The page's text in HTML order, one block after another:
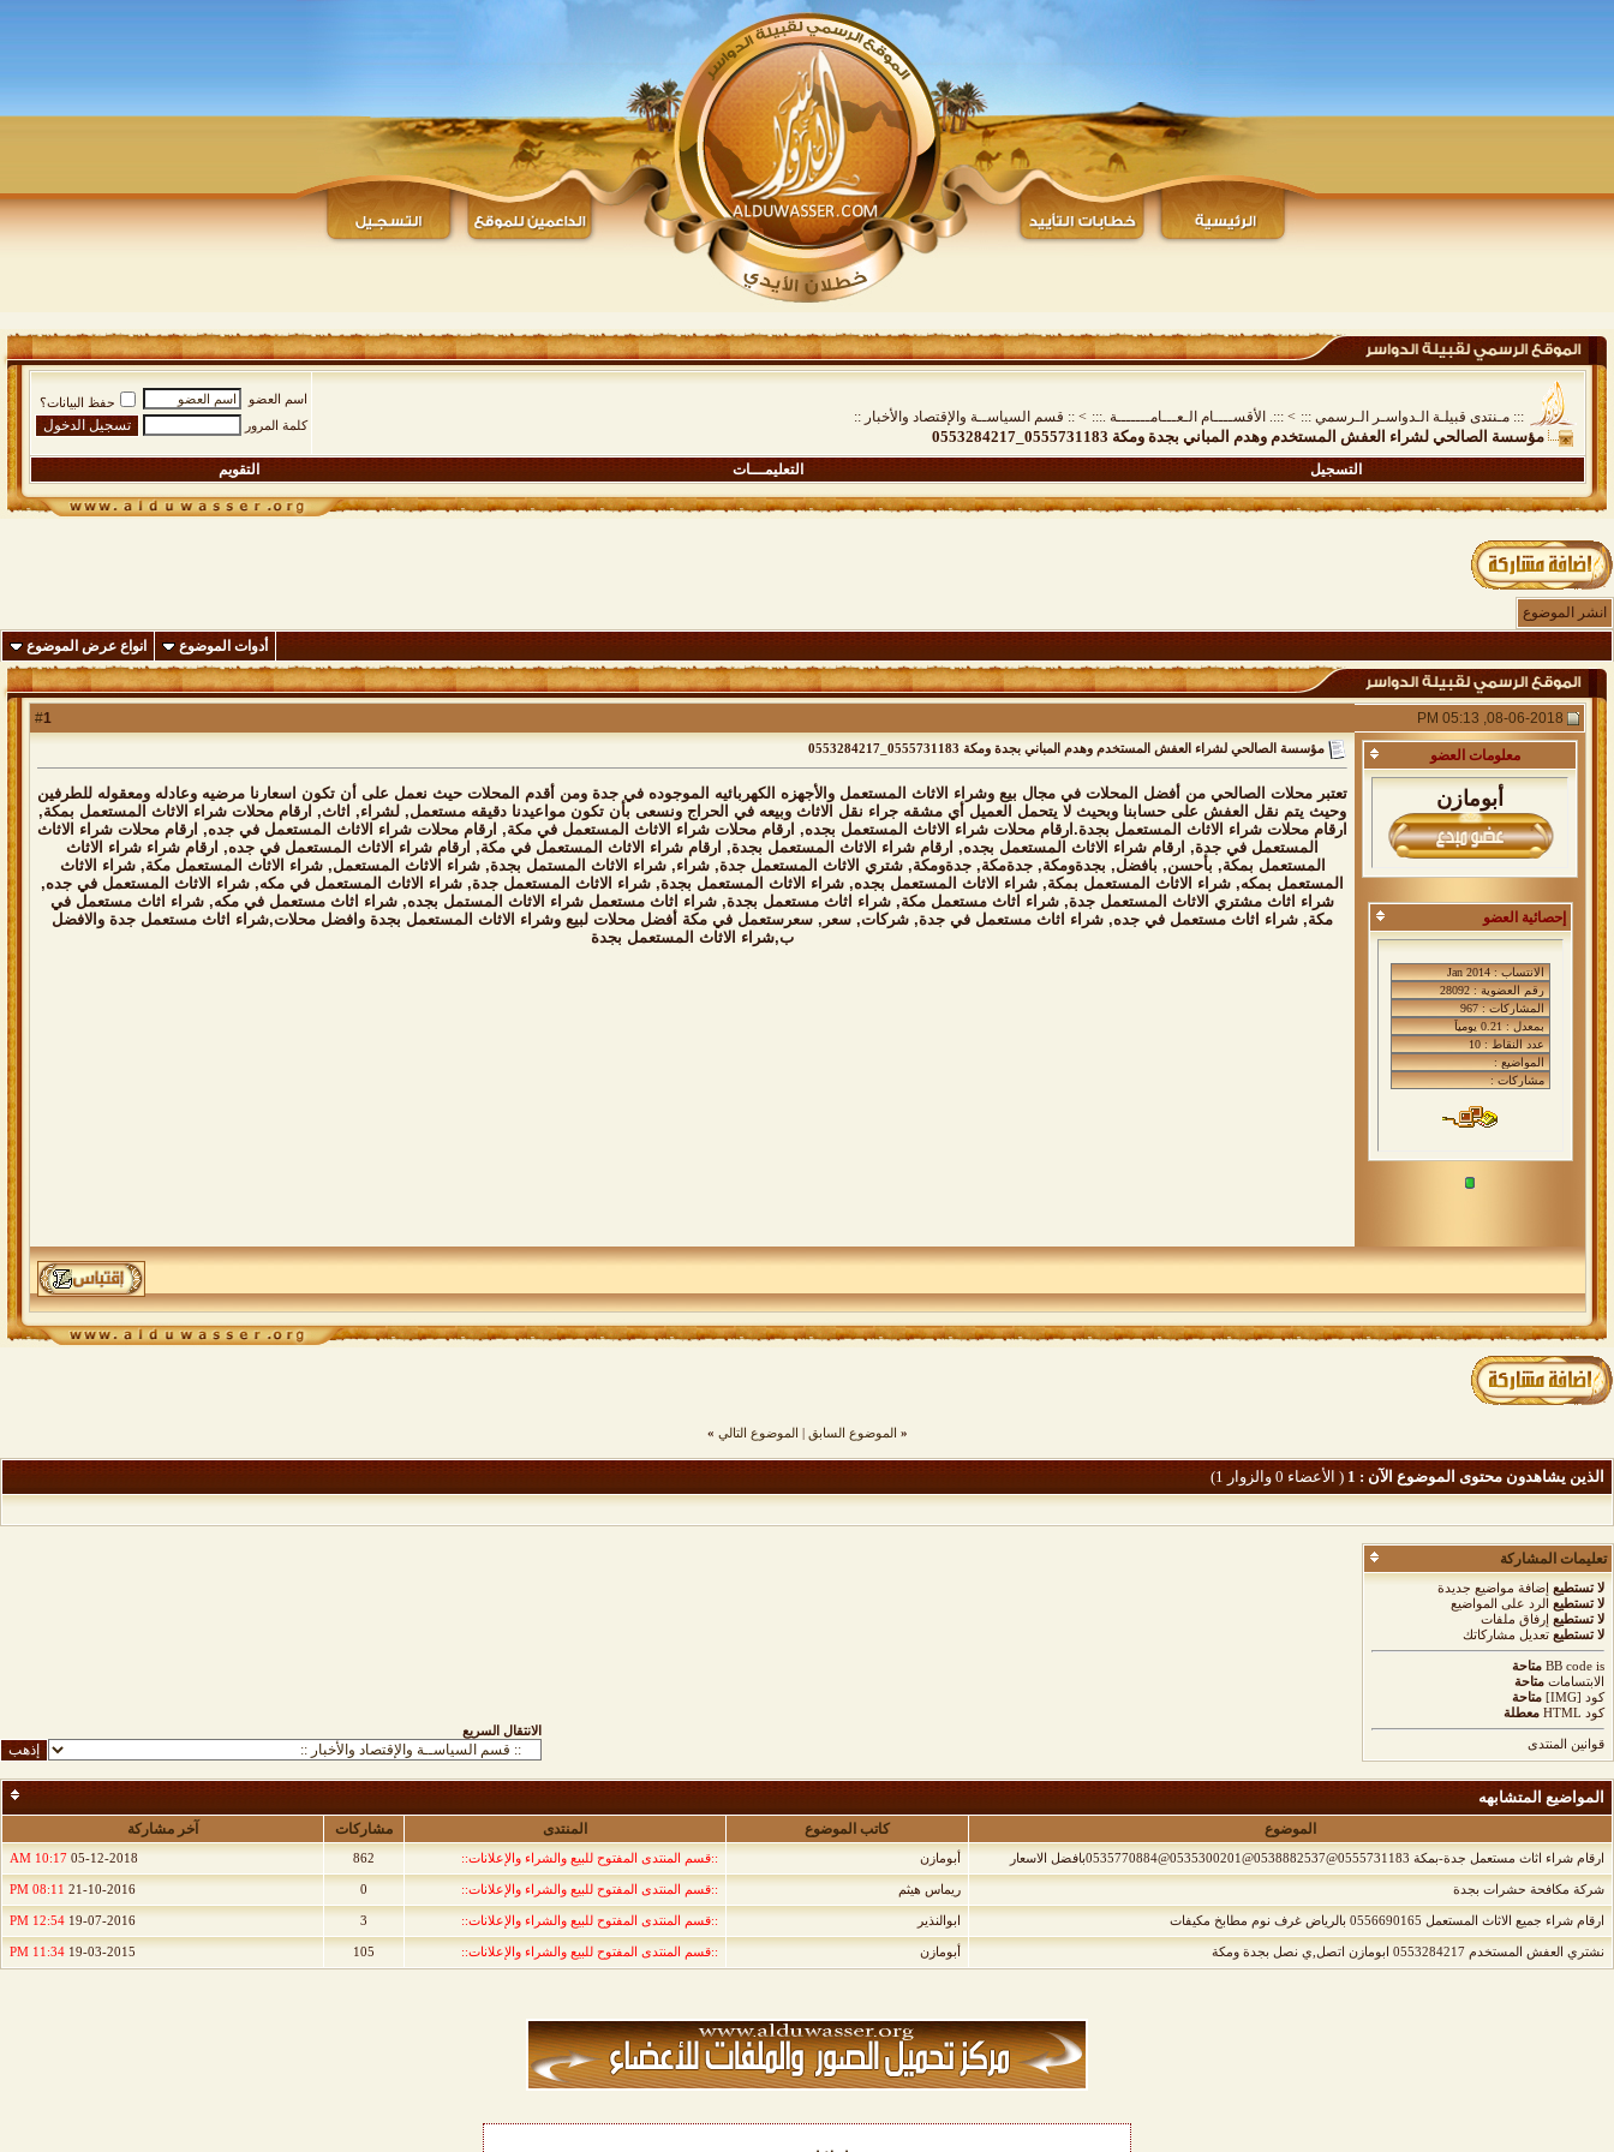
::: مـنتدى قبيلـة الـدواسـر الـرسمي ::: > :::. الأقســــام الـعـــامـــــــة .::: > :: قسم السياســة والإقتصاد والأخبار ::
مؤسسة الصالحي لشراء العفش المستخدم وهدم المباني بجدة ومكة 0555731183_0553284217
اسم العضو
حفظ البيانات؟
كلمة المرور
التسجيل التعليمـــات التقويم
انشر الموضوع
أدوات الموضوع
انواع عرض الموضوع
1
معلومات العضو
أبومازن
إحصائية العضو
مؤسسة الصالحي لشراء العفش المستخدم وهدم المباني بجدة ومكة 0555731183_0553284217
تعتبر محلات الصالحي من أفضل المحلات في مجال بيع وشراء الاثاث المستعمل والأجهزه الكهربائيه الموجوده في جدة ومن أقدم المحلات حيث نعمل على أن تكون اسعارنا مرضيه وعادله ومعقوله للطرفين
وحيث يتم نقل العفش على حسابنا وبحيث لا يتحمل العميل أي مشقه جراء نقل الاثاث وبيعه في الحراج ونسعى بأن تكون مواعيدنا دقيقه مستعمل, لشراء, اثاث, ارقام محلات شراء الاثاث المستعمل بمكة,
ارقام محلات شراء الاثاث المستعمل بجدة.ارقام محلات شراء الاثاث المستعمل بجده, ارقام محلات شراء الاثاث المستعمل في مكة, ارقام محلات شراء الاثاث المستعمل في جده, ارقام محلات شراء الاثاث
المستعمل في جدة, ارقام شراء الاثاث المستعمل بجده, ارقام شراء الاثاث المستعمل بجدة, ارقام شراء الاثاث المستعمل في مكة, ارقام شراء الاثاث المستعمل في جده, ارقام شراء شراء الاثاث
المستعمل بمكة, بأحسن, بافضل, بجدةومكة, جدةمكة, جدةومكة, شتري الاثاث المستعمل جدة, شراء, شراء الاثاث المستمل بجدة, شراء الاثاث المستعمل, شراء الاثاث المستعمل مكة, شراء الاثاث
المستعمل بمكه, شراء الاثاث المستعمل بمكة, شراء الاثاث المستعمل بجده, شراء الاثاث المستعمل بجدة, شراء الاثاث المستعمل جدة, شراء الاثاث المستعمل في مكه, شراء الاثاث المستعمل في جده,
شراء اثاث مشتري الاثاث المستعمل جدة, شراء اثاث مستعمل مكة, شراء اثاث مستعمل بجدة, شراء اثاث مستعمل شراء الاثاث المستمل بجده, شراء اثاث مستعمل في مكه, شراء اثاث مستعمل في
مكة, شراء اثاث مستعمل في جده, شراء اثاث مستعمل في جدة, شركات, سعر, سعرستعمل في مكة أفضل محلات لبيع وشراء الاثاث المستعمل بجدة وافضل محلات,شراء اثاث مستعمل جدة والافضل
ب,شراء الاثاث المستعمل بجدة
« الموضوع السابق | الموضوع التالي »
الذين يشاهدون محتوى الموضوع الآن : 1 ( الأعضاء 0 والزوار 1)
تعليمات المشاركة
لا تستطيع إضافة مواضيع جديدة
لا تستطيع الرد على المواضيع
لا تستطيع إرفاق ملفات
لا تستطيع تعديل مشاركاتك
BB code is
متاحة
الابتسامات متاحة
كود [IMG]
متاحة
كود HTML
معطلة
قوانين المنتدى
الانتقال السريع
المواضيع المتشابهه
الموضوع كاتب الموضوع المنتدى مشاركات آخر مشاركة
ارقام شراء اثاث مستعمل جدة-بمكة 0555731183@0538882537@0535300201@0535770884بافضل الاسعار أبومازن ::قسم المنتدى المفتوح للبيع والشراء والإعلانات:: 862
05-12-2018
10:17 AM
شركة مكافحة حشرات بجدة ريماس هيثم ::قسم المنتدى المفتوح للبيع والشراء والإعلانات:: 0
21-10-2016
08:11 PM
ارقام شراء جميع الاثاث المستعمل 0556690165 بالرياض غرف نوم مطابخ مكيفات ابوالنذير ::قسم المنتدى المفتوح للبيع والشراء والإعلانات:: 3
19-07-2016
12:54 PM
نشتري العفش المستخدم 0553284217 ابومازن اتصل,ي نصل بجدة ومكة أبومازن ::قسم المنتدى المفتوح للبيع والشراء والإعلانات:: 105
19-03-2015
11:34 PM